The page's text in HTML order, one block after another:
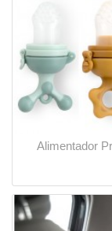
Alimentador